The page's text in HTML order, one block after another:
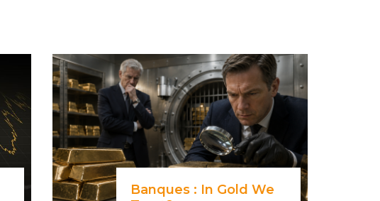
Banques : In Gold We